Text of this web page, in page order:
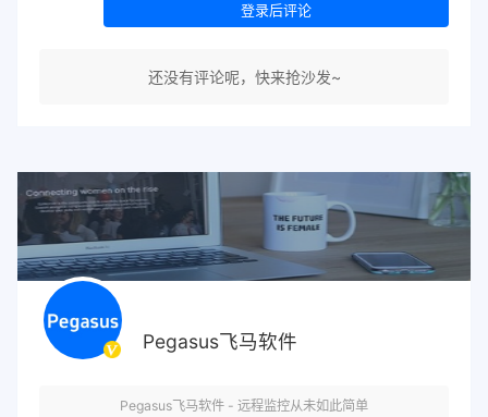
登录后评论
还没有评论呢，快来抢沙发~
Pegasus飞马软件
Pegasus飞马软件 - 远程监控从未如此简单